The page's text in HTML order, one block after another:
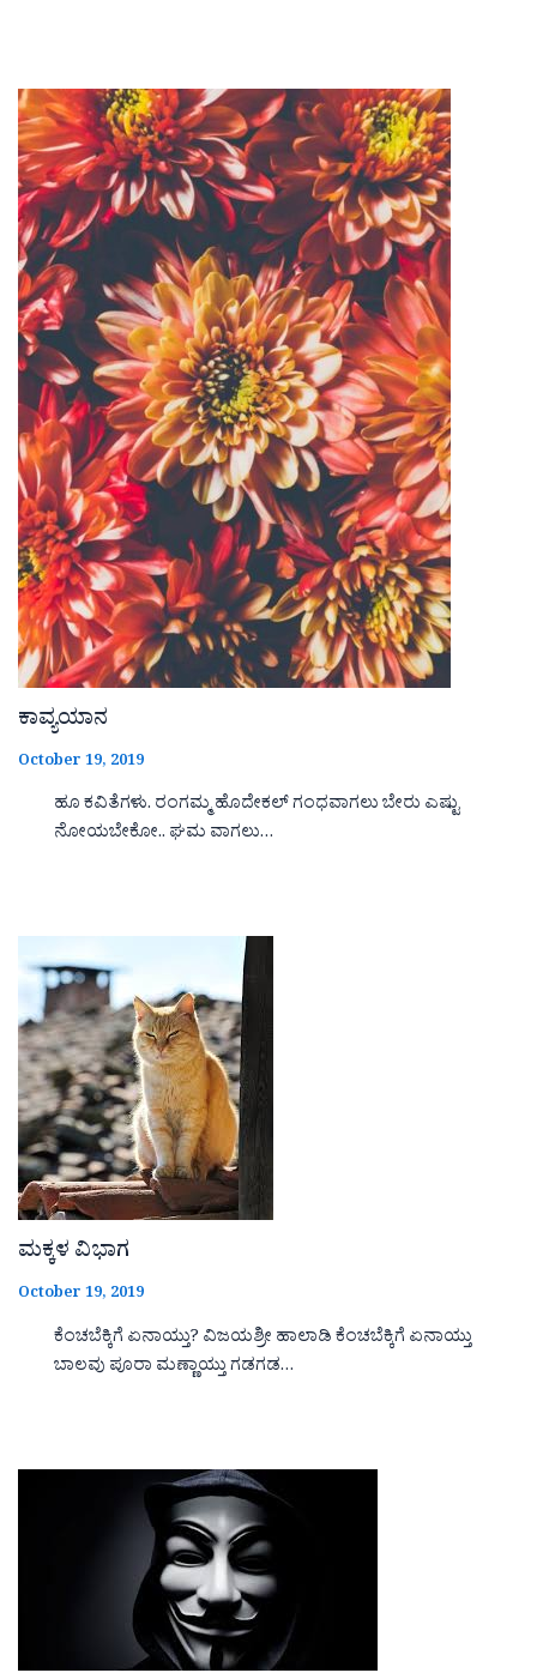
ಕಾವ್ಯಯಾನ
October 19, 2019
ಹೂ ಕವಿತೆಗಳು. ರಂಗಮ್ಮ ಹೊದೇಕಲ್ ಗಂಧವಾಗಲು ಬೇರು ಎಷ್ಟು
ನೋಯಬೇಕೋ.. ಘಮ ವಾಗಲು…
ಮಕ್ಕಳ ವಿಭಾಗ
October 19, 2019
ಕೆಂಚಬೆಕ್ಕಿಗೆ ಏನಾಯ್ತು? ವಿಜಯಶ್ರೀ ಹಾಲಾಡಿ ಕೆಂಚಬೆಕ್ಕಿಗೆ ಏನಾಯ್ತು
ಬಾಲವು ಪೂರಾ ಮಣ್ಣಾಯ್ತು ಗಡಗಡ…